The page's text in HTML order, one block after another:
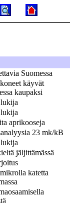
Suomessa
käyvät
kaupaksi
aprikooseja
23 mk/kB
jäljittämässä
katetta